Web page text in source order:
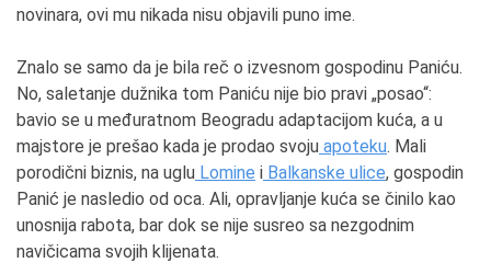
novinara, ovi mu nikada nisu objavili puno ime.
Znalo se samo da je bila reč o izvesnom gospodinu Paniću.
No, saletanje dužnika tom Paniću nije bio pravi „posao“:
bavio se u međuratnom Beogradu adaptacijom kuća, a u
majstore je prešao kada je prodao svoju apoteku. Mali
porodični biznis, na uglu Lomine i Balkanske ulice, gospodin
Panić je nasledio od oca. Ali, opravljanje kuća se činilo kao
unosnija rabota, bar dok se nije susreo sa nezgodnim
navičicama svojih klijenata.